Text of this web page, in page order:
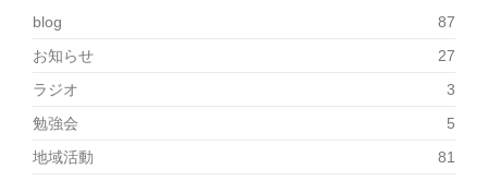
blog
87
お知らせ
27
ラジオ
3
勉強会
5
地域活動
81